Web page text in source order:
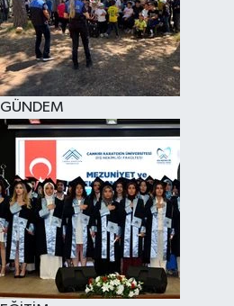
GÜNDEM
KÜLTÜR SANAT
MAGAZİN
SAĞLIK
SİYASET
SPOR
TEKNOLOJİ